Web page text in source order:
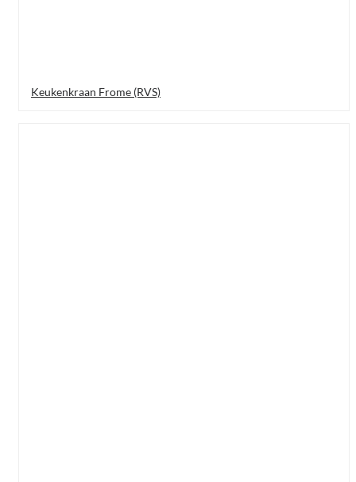
Keukenkraan Frome (RVS)